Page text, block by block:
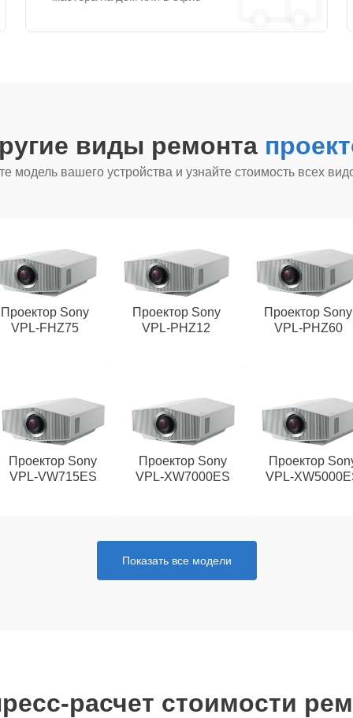
виды ремонта
модель вашего устройства и узнайте стоимость всех
Проектор Sony
VPL‑FHZ75
Проектор Sony
VPL‑PHZ12
Проектор Sony
VPL‑PHZ60
Проектор Sony
VPL‑VW715ES
Проектор Sony
VPL‑XW7000ES
Проектор
Показать все модели
расчет стоимости